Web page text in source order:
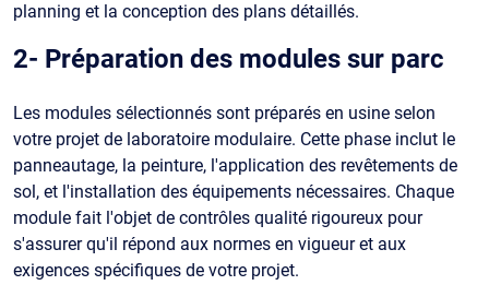
planning et la conception des plans détaillés.
2- Préparation des modules sur parc
Les modules sélectionnés sont préparés en usine selon
votre projet de laboratoire modulaire. Cette phase inclut le
panneautage, la peinture, l'application des revêtements de
sol, et l'installation des équipements nécessaires. Chaque
module fait l'objet de contrôles qualité rigoureux pour
s'assurer qu'il répond aux normes en vigueur et aux
exigences spécifiques de votre projet.